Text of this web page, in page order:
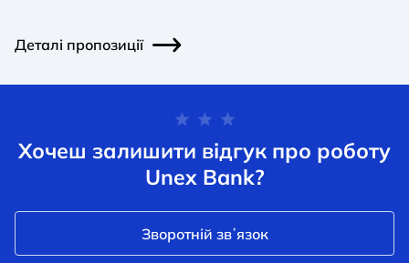
Деталі пропозиції
Хочеш залишити відгук про роботу
Unex Bank?
Зворотній звʼязок